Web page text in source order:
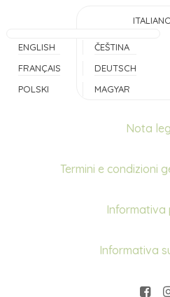
ENGLISH
ČEŠTINA
FRANÇAIS
DEUTSCH
POLSKI
MAGYAR
Nota
Termini e condizioni
Informativa
Informativa